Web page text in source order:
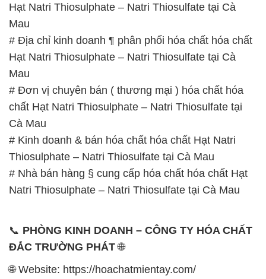
Hạt Natri Thiosulphate – Natri Thiosulfate tại Cà
Mau
# Địa chỉ kinh doanh ¶ phân phối hóa chất hóa chất
Hạt Natri Thiosulphate – Natri Thiosulfate tại Cà
Mau
# Đơn vị chuyên bán ( thương mại ) hóa chất hóa
chất Hạt Natri Thiosulphate – Natri Thiosulfate tại
Cà Mau
# Kinh doanh & bán hóa chất hóa chất Hạt Natri
Thiosulphate – Natri Thiosulfate tại Cà Mau
# Nhà bán hàng § cung cấp hóa chất hóa chất Hạt
Natri Thiosulphate – Natri Thiosulfate tại Cà Mau
📞 PHÒNG KINH DOANH – CÔNG TY HÓA CHẤT
ĐẮC TRƯỜNG PHÁT🌐
🌐 Website: https://hoachatmientay.com/